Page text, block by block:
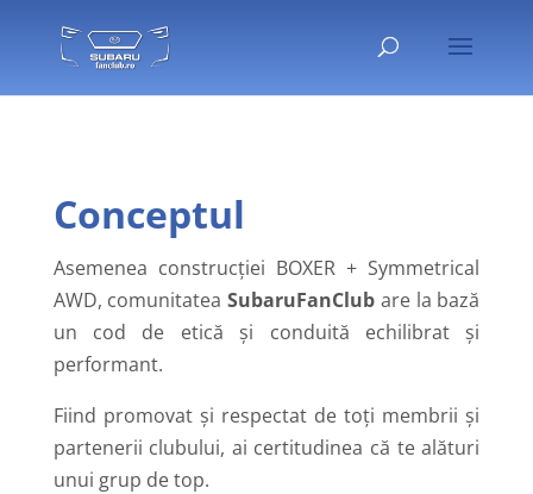
Conceptul
Asemenea construcției BOXER + Symmetrical
AWD, comunitateaSubaruFanClub are la bază
un cod de etică și conduită echilibrat și
performant.
Fiind promovat și respectat de toți membrii și
partenerii clubului, ai certitudinea că te alături
unui grup de top.